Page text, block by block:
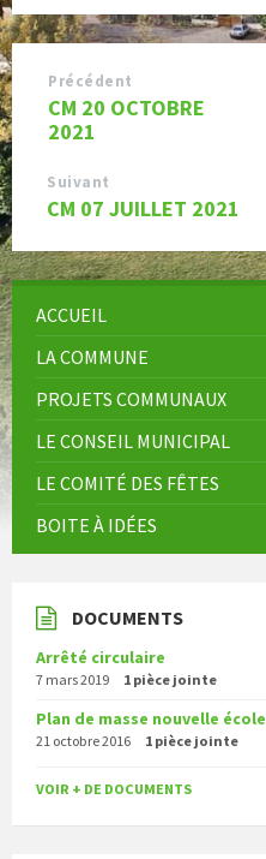
Précédent
CM 20 OCTOBRE
2021
Suivant
CM 07 JUILLET 2021
ACCUEIL
LA COMMUNE
PROJETS COMMUNAUX
LE CONSEIL MUNICIPAL
LE COMITÉ DES FÊTES
BOITE À IDÉES
DOCUMENTS
Arrêté circulaire
7 mars 2019 1 pièce jointe
Plan de masse nouvelle école
21 octobre 2016 1 pièce jointe
VOIR + DE DOCUMENTS